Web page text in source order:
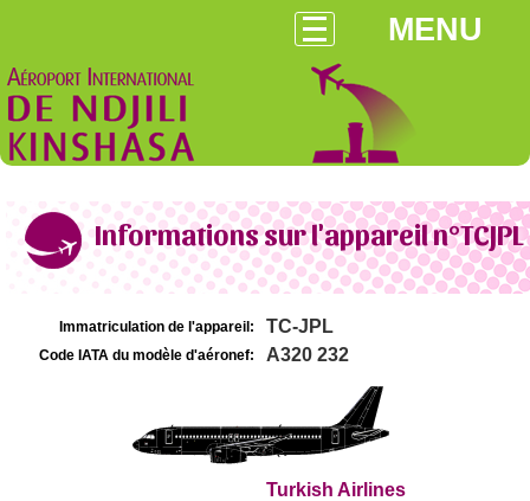
MENU
Informations sur l'appareil n°TCJPL
Immatriculation de l'appareil: TC-JPL
Code IATA du modèle d'aéronef: A320 232
Turkish Airlines